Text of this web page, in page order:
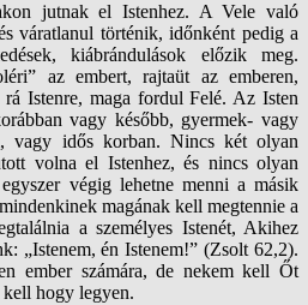
jutnak el Istenhez. A Vele való
váratlanul történik, időnként pedig a
kiábrándulások előzik meg.
az embert, rajtaüt az emberen,
Istenre, maga fordul Felé. Az Isten
vagy később, gyermek- vagy
vagy idős korban. Nincs két olyan
volna el Istenhez, és nincs olyan
végig lehetne menni a másik
magának kell megtennie a
a személyes Istenét, Akihez
„Istenem, én Istenem!” (Zsolt 62,2).
ember számára, de nekem kell Őt
kell hogy legyen.